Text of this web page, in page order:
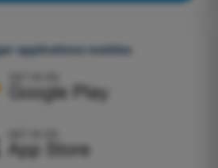
applications mobiles